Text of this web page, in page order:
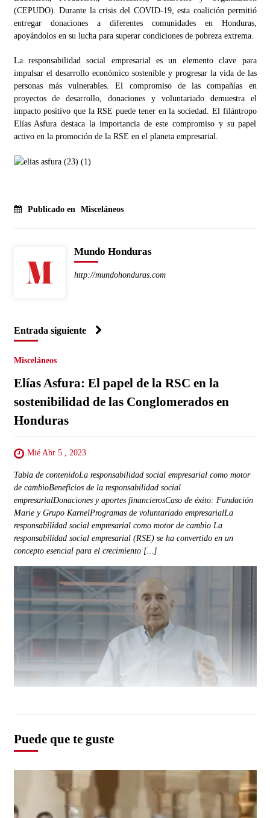
(CEPUDO). Durante la crisis del COVID-19, esta coalición permitió
entregar donaciones a diferentes comunidades en Honduras,
apoyándolos en su lucha para superar condiciones de pobreza extrema.
La responsabilidad social empresarial es un elemento clave para
impulsar el desarrollo económico sostenible y progresar la vida de las
personas más vulnerables. El compromiso de las compañías en
proyectos de desarrollo, donaciones y voluntariado demuestra el
impacto positivo que la RSE puede tener en la sociedad. El filántropo
Elías Asfura destaca la importancia de este compromiso y su papel
activo en la promoción de la RSE en el planeta empresarial.
Publicado en Misceláneos
Mundo Honduras
http://mundohonduras.com
Entrada siguiente
Misceláneos
Elías Asfura: El papel de la RSC en la
sostenibilidad de las Conglomerados en
Honduras
Mié Abr 5 , 2023
Tabla de contenidoLa responsabilidad social empresarial como motor
de cambioBeneficios de la responsabilidad social
empresarialDonaciones y aportes financierosCaso de éxito: Fundación
Marie y Grupo KarnelProgramas de voluntariado empresarialLa
responsabilidad social empresarial como motor de cambio La
responsabilidad social empresarial (RSE) se ha convertido en un
concepto esencial para el crecimiento […]
Puede que te guste